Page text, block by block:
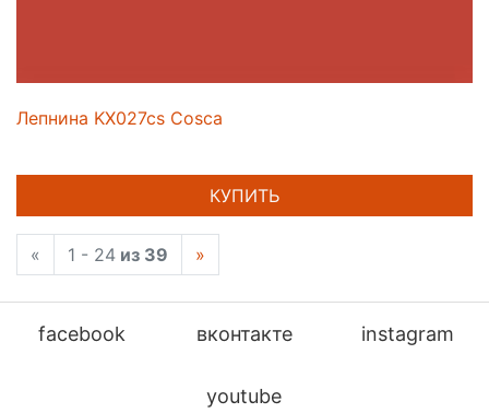
Лепнина KX027cs Cosca
КУПИТЬ
« 1 - 24 из 39 »
facebook вконтакте instagram
youtube